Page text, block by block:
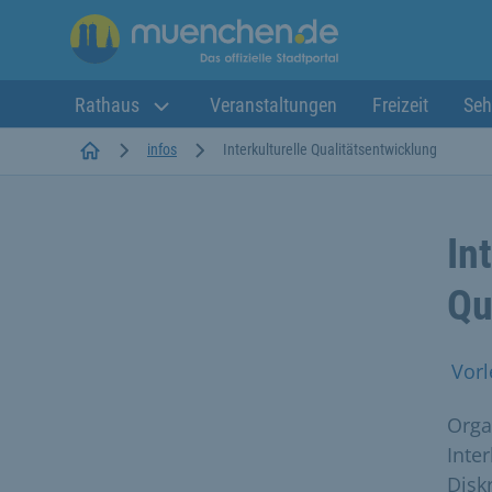
Rathaus Veranstaltungen Freizeit
Startseiteinfos Interkulturelle Qualitätsentwicklung